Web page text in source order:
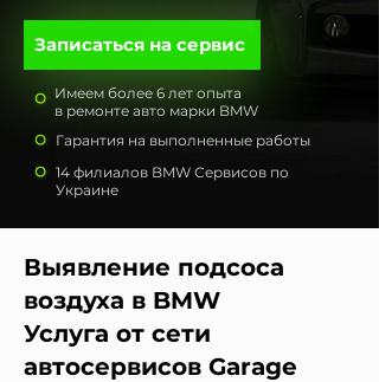
Записаться на сервис
Имеем более 6 лет опыта
в ремонте авто марки BMW
Гарантия на выполненные работы
14 филиалов BMW Сервисов по
Украине
Выявление подсоса
воздуха в BMW
Услуга от сети
автосервисов Garage